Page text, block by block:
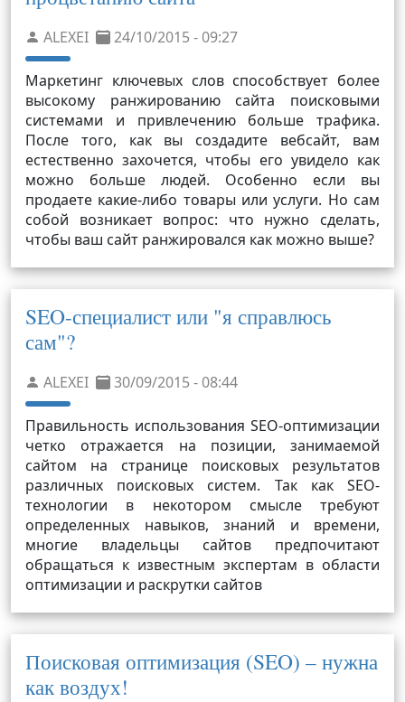
ALEXEI 24/10/2015 - 09:27
Маркетинг ключевых слов способствует более
высокому ранжированию сайта поисковыми
системами и привлечению больше трафика.
После того, как вы создадите вебсайт, вам
естественно захочется, чтобы его увидело как
можно больше людей. Особенно если вы
продаете какие-либо товары или услуги. Но сам
собой возникает вопрос: что нужно сделать,
чтобы ваш сайт ранжировался как можно выше?
SEO-специалист или "я справлюсь
сам"?
ALEXEI 30/09/2015 - 08:44
Правильность использования SEO-оптимизации
четко отражается на позиции, занимаемой
сайтом на странице поисковых результатов
различных поисковых систем. Так как SEO-
технологии в некотором смысле требуют
определенных навыков, знаний и времени,
многие владельцы сайтов предпочитают
обращаться к известным экспертам в области
оптимизации и раскрутки сайтов
Поисковая оптимизация (SEO) – нужна
как воздух!